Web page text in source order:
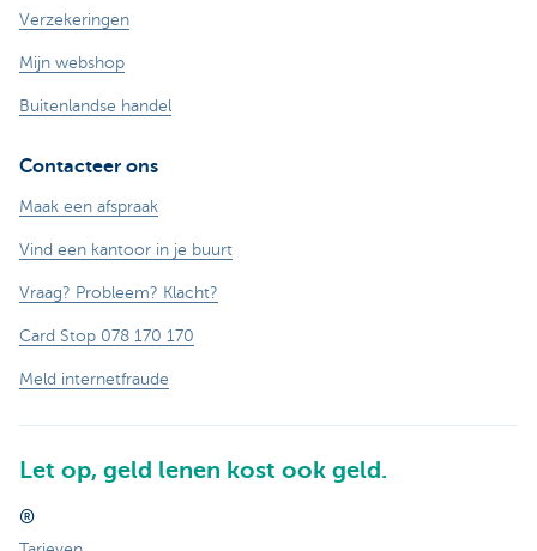
Verzekeringen
Mijn webshop
Buitenlandse handel
Contacteer ons
Maak een afspraak
Vind een kantoor in je buurt
Vraag? Probleem? Klacht?
Card Stop 078 170 170
Meld internetfraude
Let op, geld lenen kost ook geld.
®